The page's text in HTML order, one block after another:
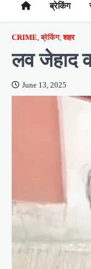
ब्रेकिंग
CRIME,ब्रेकिंग,शहर
लव जेहाद
June 13, 2025